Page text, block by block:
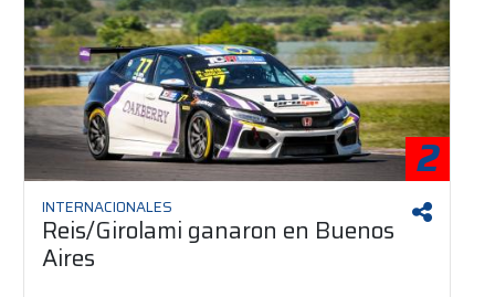
2
INTERNACIONALES
Reis/Girolami ganaron en Buenos
Aires